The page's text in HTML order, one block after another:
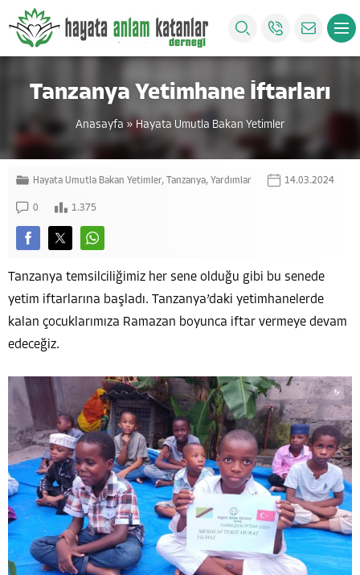
Tanzanya Yetimhane İftarları
Anasayfa » Hayata Umutla Bakan Yetimler
Hayata Umutla Bakan Yetimler, Tanzanya, Yardımlar 14.03.2024
0 1.375
Tanzanya temsilciliğimiz her sene olduğu gibi bu senede
yetim iftarlarına başladı. Tanzanya’daki yetimhanelerde
kalan çocuklarımıza Ramazan boyunca iftar vermeye devam
edeceğiz.